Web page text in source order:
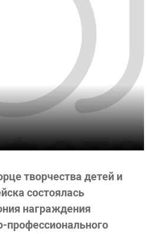
творчества детей и
состоялась
награждения
профессионального